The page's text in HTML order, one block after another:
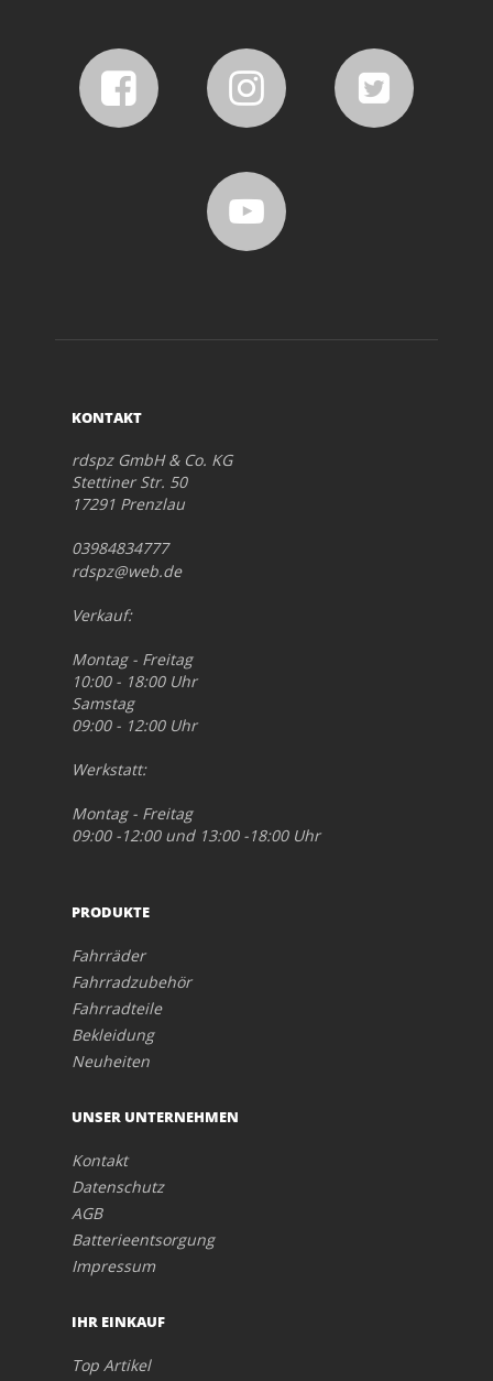
KONTAKT
rdspz GmbH & Co. KG
Stettiner Str. 50
17291 Prenzlau
03984834777
rdspz@web.de
Verkauf:
Montag - Freitag
10:00 - 18:00 Uhr
Samstag
09:00 - 12:00 Uhr
Werkstatt:
Montag - Freitag
09:00 -12:00 und 13:00 -18:00 Uhr
PRODUKTE
Fahrräder
Fahrradzubehör
Fahrradteile
Bekleidung
Neuheiten
UNSER UNTERNEHMEN
Kontakt
Datenschutz
AGB
Batterieentsorgung
Impressum
IHR EINKAUF
Top Artikel